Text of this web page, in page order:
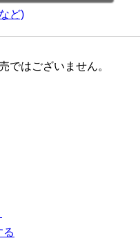
ど)
ではございません。
る